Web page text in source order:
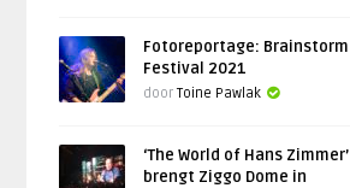
Fotoreportage: Brainstorm
Festival 2021
doorToine Pawlak
‘The World of Hans Zimmer’
brengt Ziggo Dome in